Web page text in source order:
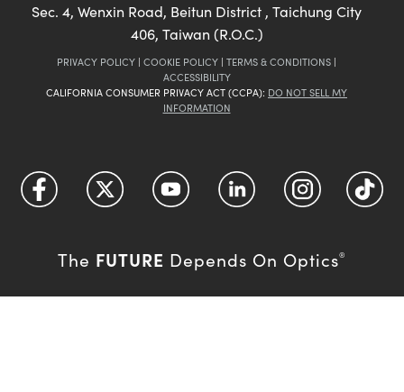
Sec. 4, Wenxin Road, Beitun District , Taichung City
406, Taiwan (R.O.C.)
PRIVACY POLICY | COOKIE POLICY | TERMS & CONDITIONS |
ACCESSIBILITY
CALIFORNIA CONSUMER PRIVACY ACT (CCPA): DO NOT SELL MY
INFORMATION
The FUTURE Depends On Optics®